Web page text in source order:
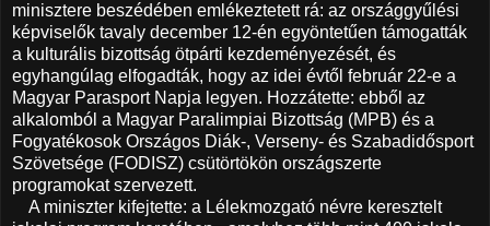
minisztere beszédében emlékeztetett rá: az országgyűlési
képviselők tavaly december 12-én egyöntetűen támogatták
a kulturális bizottság ötpárti kezdeményezését, és
egyhangúlag elfogadták, hogy az idei évtől február 22-e a
Magyar Parasport Napja legyen. Hozzátette: ebből az
alkalomból a Magyar Paralimpiai Bizottság (MPB) és a
Fogyatékosok Országos Diák-, Verseny- és Szabadidősport
Szövetsége (FODISZ) csütörtökön országszerte
programokat szervezett.
A miniszter kifejtette: a Lélekmozgató névre keresztelt